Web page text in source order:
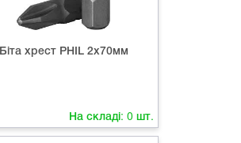
Біта хрест РНIL 2х70мм
На складі: 0 шт.